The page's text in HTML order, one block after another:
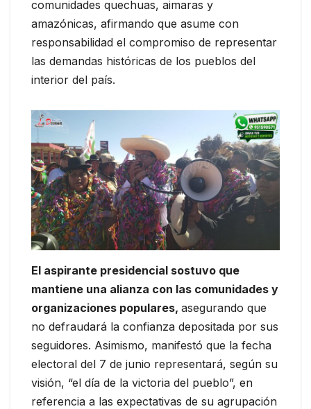
comunidades quechuas, aimaras y
amazónicas, afirmando que asume con
responsabilidad el compromiso de representar
las demandas históricas de los pueblos del
interior del país.
El aspirante presidencial sostuvo que
mantiene una alianza con las comunidades y
organizaciones populares, asegurando que
no defraudará la confianza depositada por sus
seguidores. Asimismo, manifestó que la fecha
electoral del 7 de junio representará, según su
visión, “el día de la victoria del pueblo”, en
referencia a las expectativas de su agrupación